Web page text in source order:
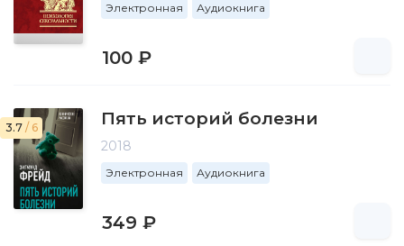
Электронная Аудиокнига
100 ₽
3.7 / 6 Пять историй болезни
2018
Электронная Аудиокнига
349 ₽